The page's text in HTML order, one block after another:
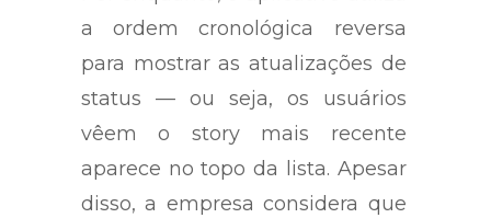
a ordem cronológica reversa
para mostrar as atualizações de
status — ou seja, os usuários
vêem o story mais recente
aparece no topo da lista. Apesar
disso, a empresa considera que